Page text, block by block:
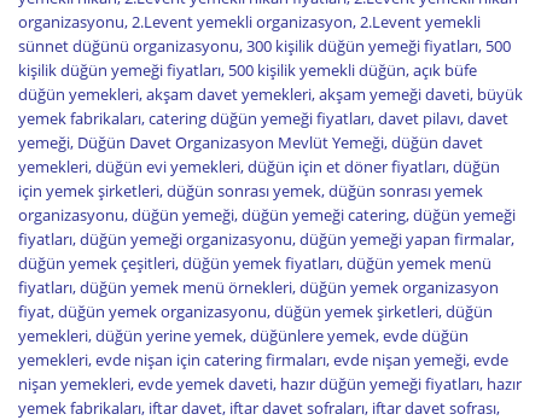
organizasyonu,2.Levent yemekli organizasyon,2.Levent yemekli
sünnet düğünü organizasyonu,300 kişilik düğün yemeği fiyatları, 500
kişilik düğün yemeği fiyatları, 500 kişilik yemekli düğün,açık büfe
düğün yemekleri,akşam davet yemekleri,akşam yemeği daveti, büyük
yemek fabrikaları,catering düğün yemeği fiyatları,davet pilavı,davet
yemeği, Düğün Davet Organizasyon Mevlüt Yemeği,düğün davet
yemekleri,düğün evi yemekleri,düğün için et döner fiyatları,düğün
için yemek şirketleri,düğün sonrası yemek,düğün sonrası yemek
organizasyonu,düğün yemeği,düğün yemeği catering,düğün yemeği
fiyatları,düğün yemeği organizasyonu,düğün yemeği yapan firmalar,
düğün yemek çeşitleri,düğün yemek fiyatları,düğün yemek menü
fiyatları,düğün yemek menü örnekleri,düğün yemek organizasyon
fiyat,düğün yemek organizasyonu,düğün yemek şirketleri,düğün
yemekleri,düğün yerine yemek,düğünlere yemek,evde düğün
yemekleri,evde nişan için catering firmaları,evde nişan yemeği,evde
nişan yemekleri,evde yemek daveti, hazır düğün yemeği fiyatları, hazır
yemek fabrikaları, iftar davet, iftar davet sofraları, iftar davet sofrası,